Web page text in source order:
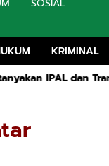
KRIMINAL
dan Transparansi